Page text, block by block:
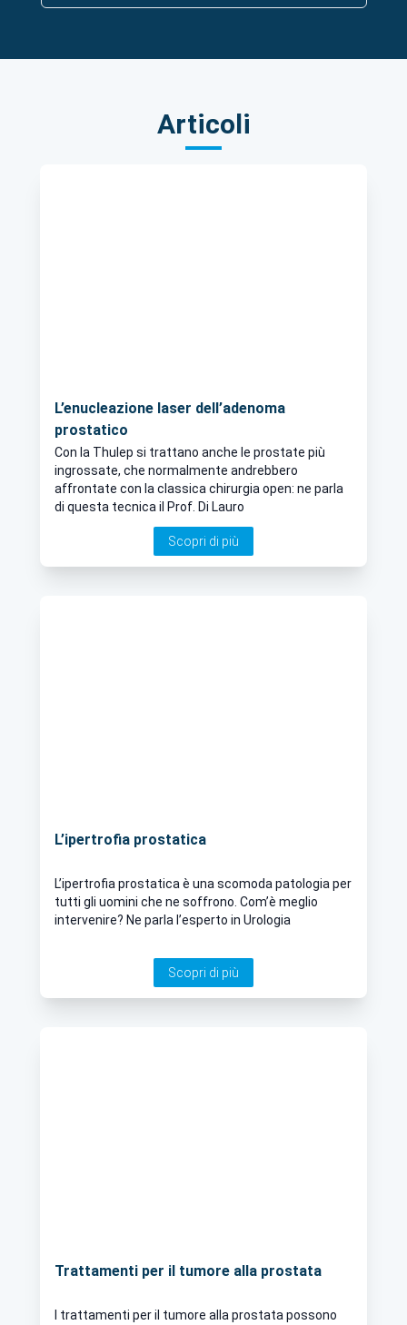
Articoli
L’enucleazione laser dell’adenoma
prostatico
Con la Thulep si trattano anche le prostate più
ingrossate, che normalmente andrebbero
affrontate con la classica chirurgia open: ne parla
di questa tecnica il Prof. Di Lauro
Scopri di più
L’ipertrofia prostatica
L’ipertrofia prostatica è una scomoda patologia per
tutti gli uomini che ne soffrono. Com’è meglio
intervenire? Ne parla l’esperto in Urologia
Scopri di più
Trattamenti per il tumore alla prostata
I trattamenti per il tumore alla prostata possono